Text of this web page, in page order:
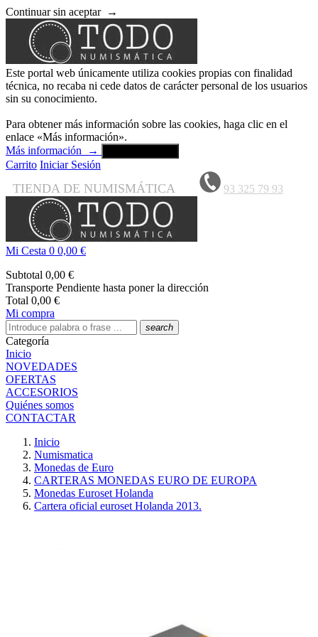
Continuar sin aceptar →
Este portal web únicamente utiliza cookies propias con finalidad
técnica, no recaba ni cede datos de carácter personal de los usuarios
sin su conocimiento.
Para obtener más información sobre las cookies, haga clic en el
enlace «Más información».
Más información
→
Carrito Iniciar Sesión
TIENDA DE NUMISMÁTICA 93 325 79 93
Mi Cesta 0 0,00 €
Subtotal 0,00 €
Transporte Pendiente hasta poner la dirección
Total 0,00 €
Mi compra
search
Categoría
Inicio
NOVEDADES
OFERTAS
ACCESORIOS
Quiénes somos
CONTACTAR
Inicio
Numismatica
Monedas de Euro
CARTERAS MONEDAS EURO DE EUROPA
Monedas Euroset Holanda
Cartera oficial euroset Holanda 2013.